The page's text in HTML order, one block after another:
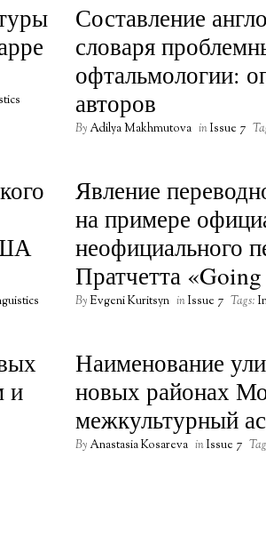
Составление
словаря
офтальмологии:
авторов
By Adilya Makhmutova inIssue 7
Явление
на примере
неофициального
Пратчетта
By Evgeni Kuritsyn inIssue 7 Tags:
и
Наименование
новых районах
межкультурный
By Anastasia Kosareva inIssue 7